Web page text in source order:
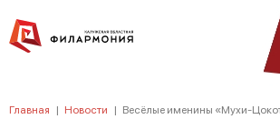
Главная | Новости | Весёлые именины «Мухи-